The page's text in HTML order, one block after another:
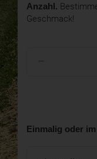
Anzahl.
Geschmack!
Einmalig oder